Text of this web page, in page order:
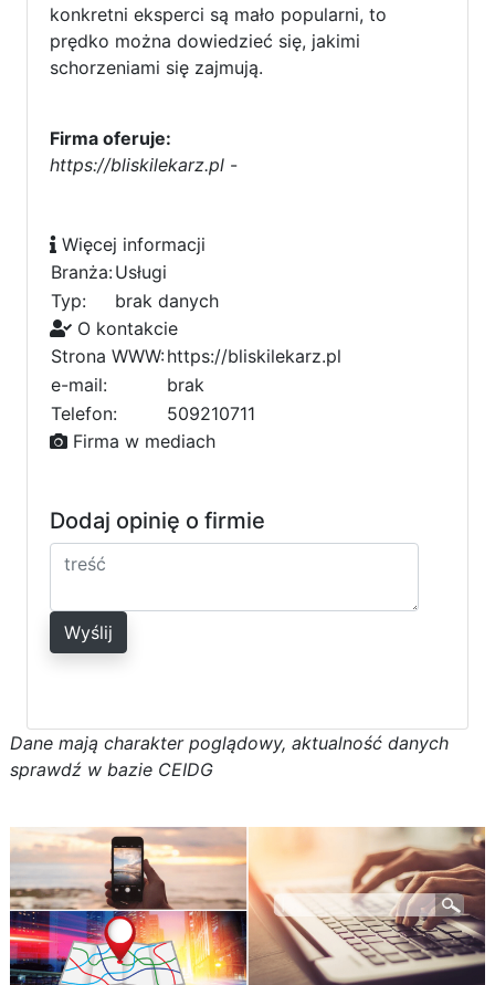
konkretni eksperci są mało popularni, to
prędko można dowiedzieć się, jakimi
schorzeniami się zajmują.
Firma oferuje:
https://bliskilekarz.pl -
Więcej informacji
Branża:Usługi
Typ:
brak danych
O kontakcie
Strona WWW:https://bliskilekarz.pl
e-mail:
brak
Telefon:
509210711
Firma w mediach
Dodaj opinię o firmie
Wyślij
Dane mają charakter poglądowy, aktualność danych
sprawdź w bazie CEIDG